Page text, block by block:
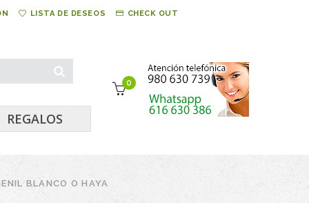
LISTA DE DESEOS CHECK OUT
0
REGALOS
BLANCO O HAYA